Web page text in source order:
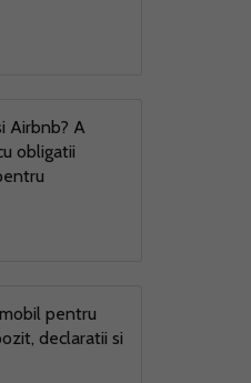
Airbnb? A
obligatii
pentru
declaratii si